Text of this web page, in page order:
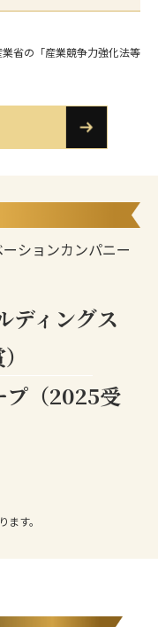
省の「産業競争力強化法等
ションカンパニー
ディングス
プ（2025受
す。